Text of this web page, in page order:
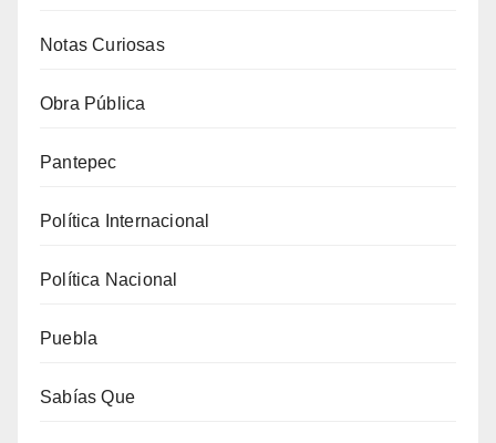
Notas Curiosas
Obra Pública
Pantepec
Política Internacional
Política Nacional
Puebla
Sabías Que